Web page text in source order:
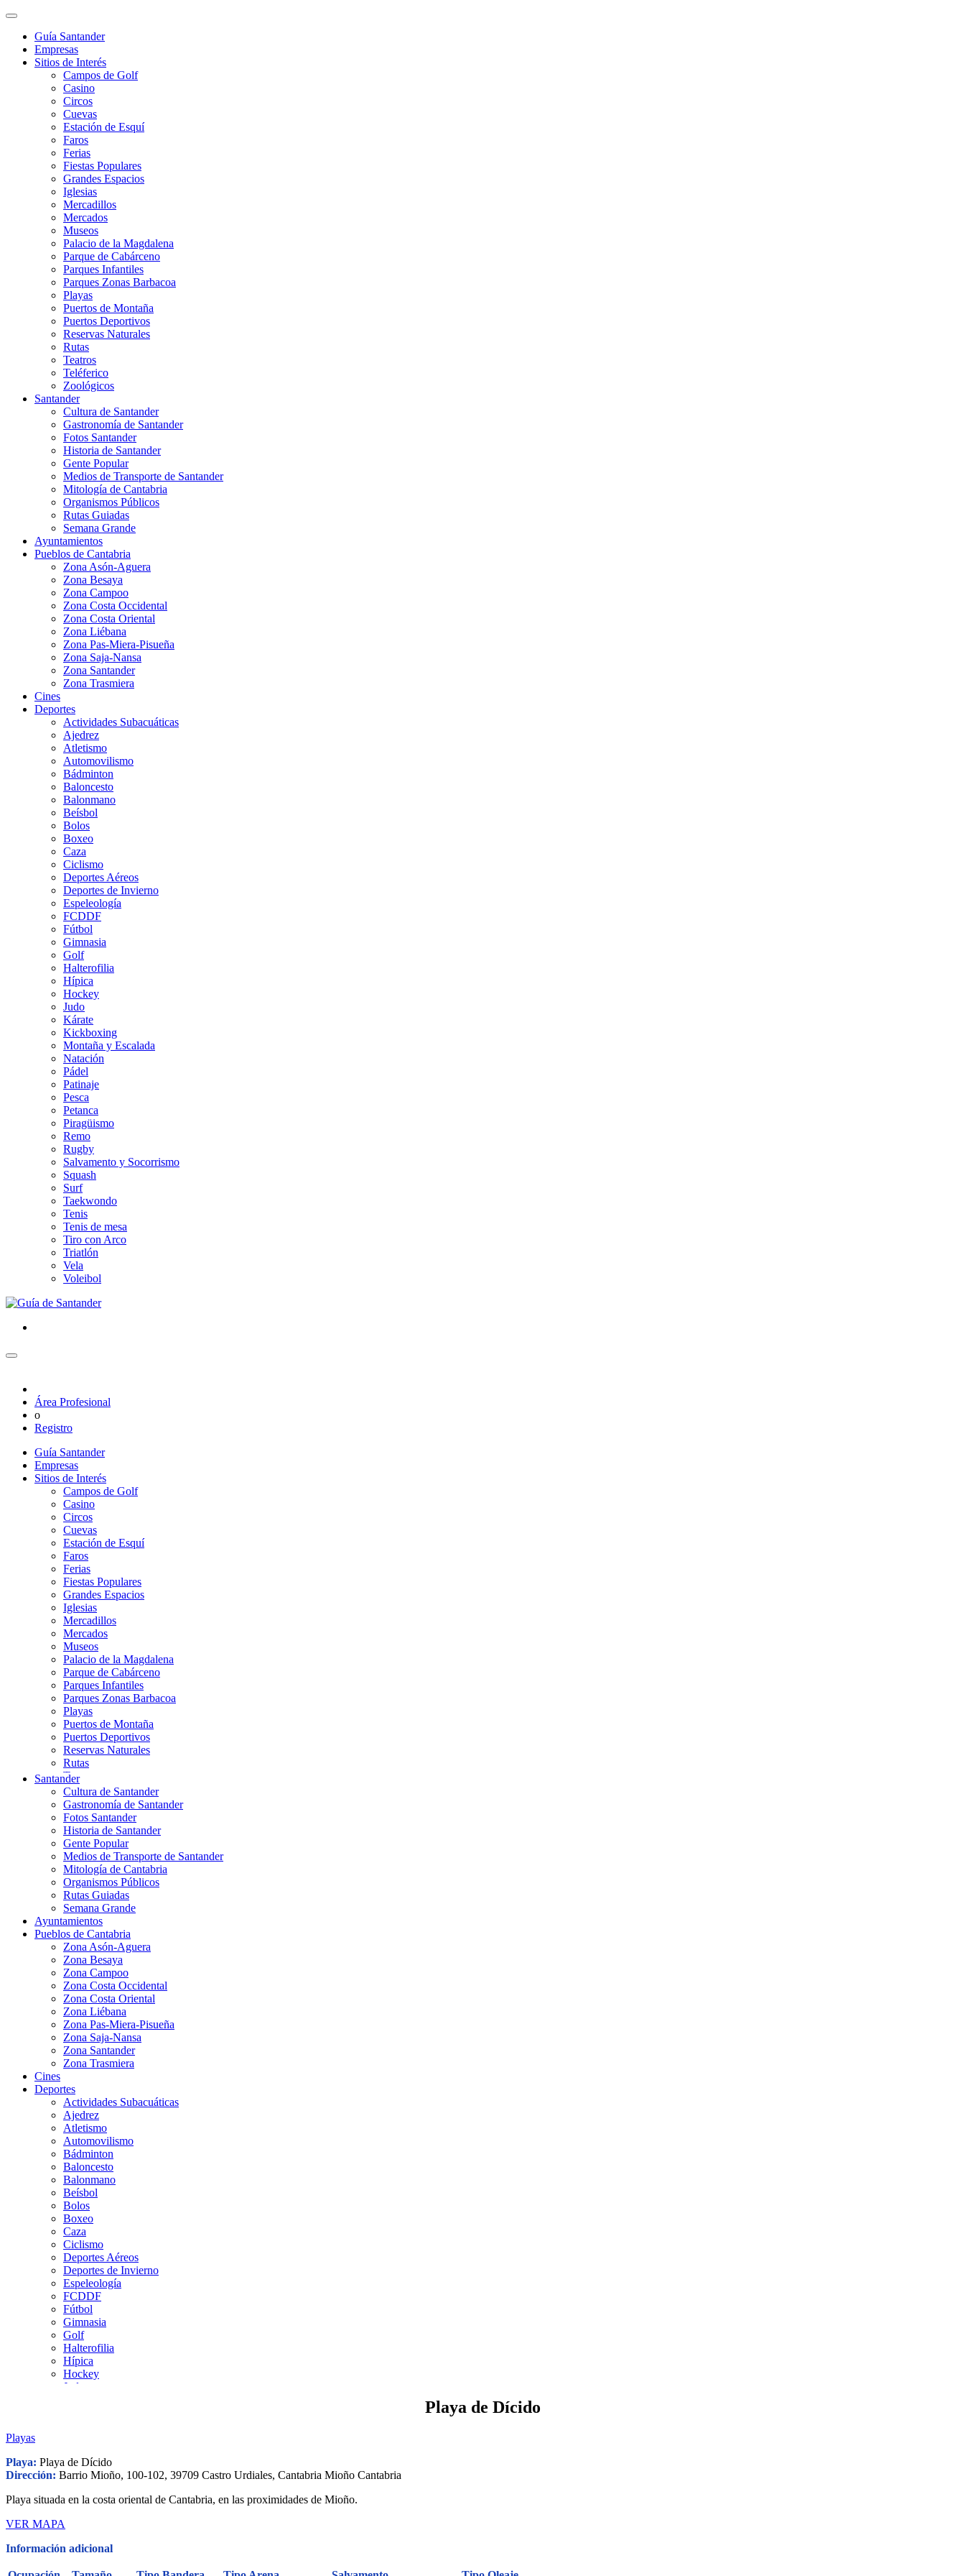
Guía Santander
Empresas
Sitios de Interés
Campos de Golf
Casino
Circos
Cuevas
Estación de Esquí
Faros
Ferias
Fiestas Populares
Grandes Espacios
Iglesias
Mercadillos
Mercados
Museos
Palacio de la Magdalena
Parque de Cabárceno
Parques Infantiles
Parques Zonas Barbacoa
Playas
Puertos de Montaña
Puertos Deportivos
Reservas Naturales
Rutas
Teatros
Teléferico
Zoológicos
Santander
Cultura de Santander
Gastronomía de Santander
Fotos Santander
Historia de Santander
Gente Popular
Medios de Transporte de Santander
Mitología de Cantabria
Organismos Públicos
Rutas Guiadas
Semana Grande
Ayuntamientos
Pueblos de Cantabria
Zona Asón-Aguera
Zona Besaya
Zona Campoo
Zona Costa Occidental
Zona Costa Oriental
Zona Liébana
Zona Pas-Miera-Pisueña
Zona Saja-Nansa
Zona Santander
Zona Trasmiera
Cines
Deportes
Actividades Subacuáticas
Ajedrez
Atletismo
Automovilismo
Bádminton
Baloncesto
Balonmano
Beísbol
Bolos
Boxeo
Caza
Ciclismo
Deportes Aéreos
Deportes de Invierno
Espeleología
FCDDF
Fútbol
Gimnasia
Golf
Halterofilia
Hípica
Hockey
Judo
Kárate
Kickboxing
Montaña y Escalada
Natación
Pádel
Patinaje
Pesca
Petanca
Piragüismo
Remo
Rugby
Salvamento y Socorrismo
Squash
Surf
Taekwondo
Tenis
Tenis de mesa
Tiro con Arco
Triatlón
Vela
Voleibol
Área Profesional
o
Registro
Guía Santander
Empresas
Sitios de Interés
Campos de Golf
Casino
Circos
Cuevas
Estación de Esquí
Faros
Ferias
Fiestas Populares
Grandes Espacios
Iglesias
Mercadillos
Mercados
Museos
Palacio de la Magdalena
Parque de Cabárceno
Parques Infantiles
Parques Zonas Barbacoa
Playas
Puertos de Montaña
Puertos Deportivos
Reservas Naturales
Rutas
Teatros
Teléferico
Zoológicos
Santander
Cultura de Santander
Gastronomía de Santander
Fotos Santander
Historia de Santander
Gente Popular
Medios de Transporte de Santander
Mitología de Cantabria
Organismos Públicos
Rutas Guiadas
Semana Grande
Ayuntamientos
Pueblos de Cantabria
Zona Asón-Aguera
Zona Besaya
Zona Campoo
Zona Costa Occidental
Zona Costa Oriental
Zona Liébana
Zona Pas-Miera-Pisueña
Zona Saja-Nansa
Zona Santander
Zona Trasmiera
Cines
Deportes
Actividades Subacuáticas
Ajedrez
Atletismo
Automovilismo
Bádminton
Baloncesto
Balonmano
Beísbol
Bolos
Boxeo
Caza
Ciclismo
Deportes Aéreos
Deportes de Invierno
Espeleología
FCDDF
Fútbol
Gimnasia
Golf
Halterofilia
Hípica
Hockey
Judo
Patinaje
Pesca
Piragüismo
Rugby
Salvamento y Socorrismo
Squash
Playa de Dícido
Playas
Playa: Playa de Dícido
Dirección: Barrio Mioño, 100-102, 39709 Castro Urdiales, Cantabria Mioño Cantabria
Playa situada en la costa oriental de Cantabria, en las proximidades de Mioño.
VER MAPA
Información adicional